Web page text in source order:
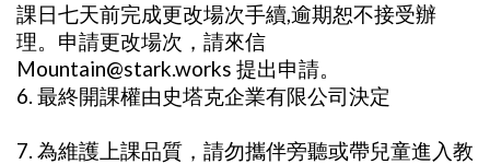
課日七天前完成更改場次手續,逾期恕不接受辦
理。申請更改場次，請來信
Mountain@stark.works 提出申請。
6. 最終開課權由史塔克企業有限公司決定
7. 為維護上課品質，請勿攜伴旁聽或帶兒童進入教